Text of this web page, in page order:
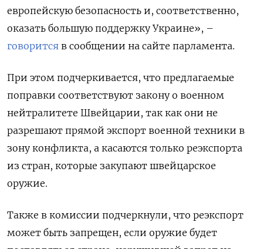
европейскую безопасность и, соответственно,
оказать большую поддержку Украине», –
говорится в сообщении на сайте парламента.
При этом подчеркивается, что предлагаемые
поправки соответствуют закону о военном
нейтралитете Швейцарии, так как они не
разрешают прямой экспорт военной техники в
зону конфликта, а касаются только реэкспорта
из стран, которые закупают швейцарское
оружие.
Также в комиссии подчеркнули, что реэкспорт
может быть запрещен, если оружие будет